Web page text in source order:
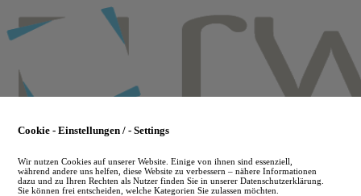
to
main
Cookie - Einstellungen / - Settings
Wir nutzen Cookies auf unserer Website. Einige von ihnen sind essenziell,
während andere uns helfen, diese Website zu verbessern – nähere Informationen
dazu und zu Ihren Rechten als Nutzer finden Sie in unserer Datenschutzerklärung.
Sie können frei entscheiden, welche Kategorien Sie zulassen möchten.